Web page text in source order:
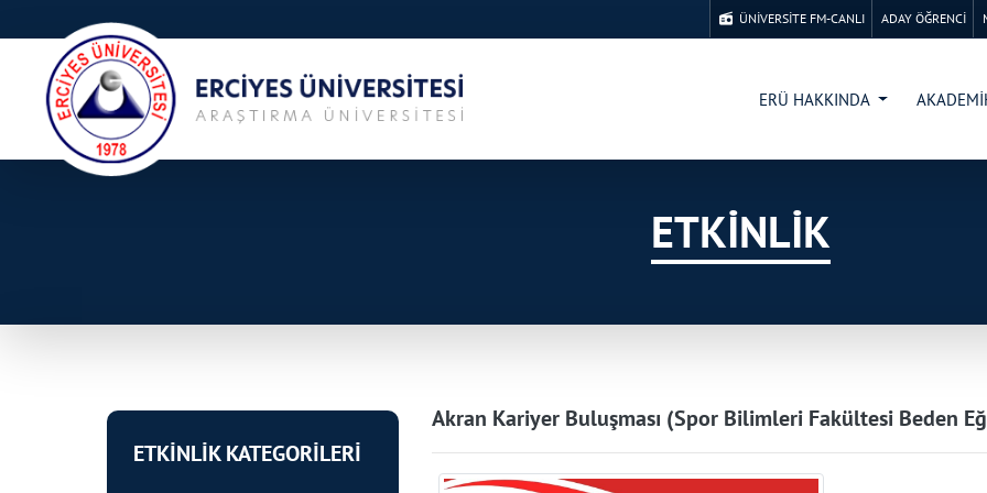
ÜNİVERSİTE FM-CANLI ADAY ÖĞRENCİ
ERÜ HAKKINDA
ETKİNLİK
ETKİNLİK KATEGORİLERİ
Akran Kariyer Buluşması (Spor Bilimleri Fakültesi Beden